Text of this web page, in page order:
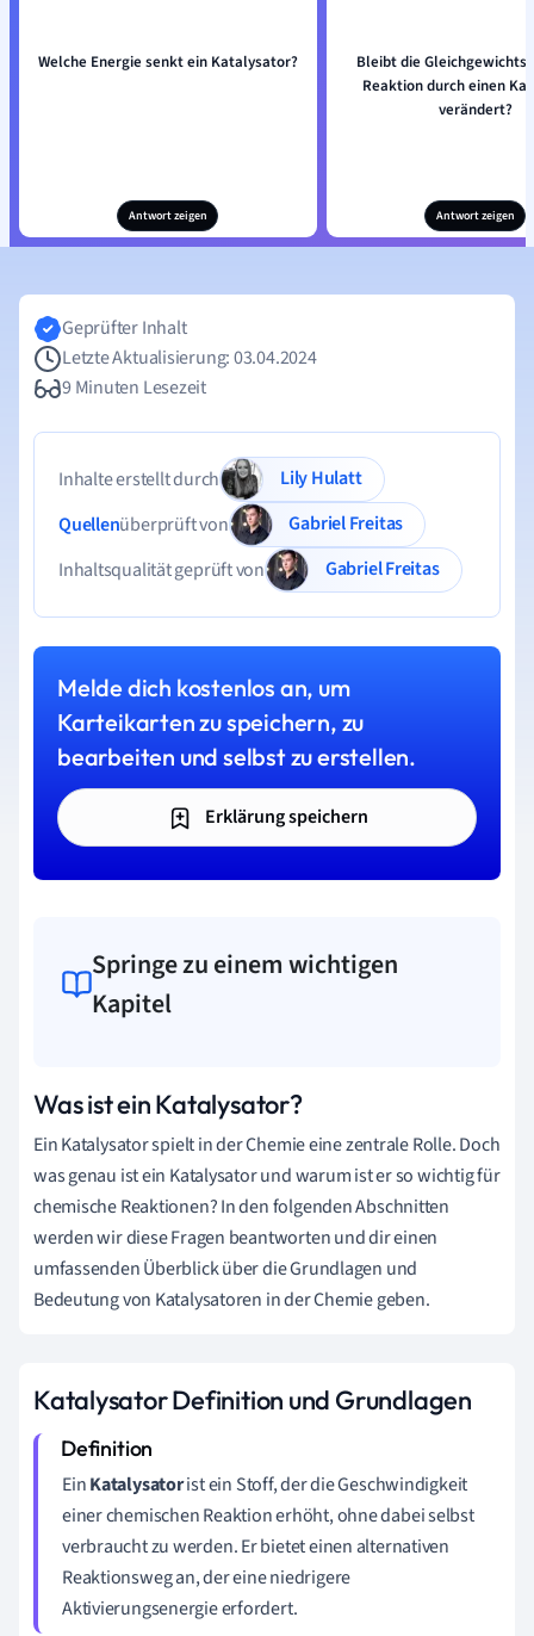
Welche Energie senkt ein Katalysator?
Antwort zeigen
Bleibt die
Reaktion durch einen
verändert?
Antwort zeigen
Geprüfter Inhalt
Letzte Aktualisierung: 03.04.2024
9 Minuten Lesezeit
Inhalte erstellt durch
Lily Hulatt
Quellenüberprüft von
Gabriel Freitas
Inhaltsqualität geprüft von
Gabriel Freitas
Melde dich kostenlos an, um
Karteikarten zu speichern, zu
bearbeiten und selbst zu erstellen.
Erklärung speichern
Springe zu einem wichtigen
Kapitel
Was ist ein Katalysator?
Ein Katalysator spielt in der Chemie eine zentrale Rolle. Doch
was genau ist ein Katalysator und warum ist er so wichtig für
chemische Reaktionen? In den folgenden Abschnitten
werden wir diese Fragen beantworten und dir einen
umfassenden Überblick über die Grundlagen und
Bedeutung von Katalysatoren in der Chemie geben.
Katalysator Definition und Grundlagen
EinKatalysatorist ein Stoff, der die Geschwindigkeit
einer chemischen Reaktion erhöht, ohne dabei selbst
verbraucht zu werden. Er bietet einen alternativen
Reaktionsweg an, der eine niedrigere
Aktivierungsenergie erfordert.